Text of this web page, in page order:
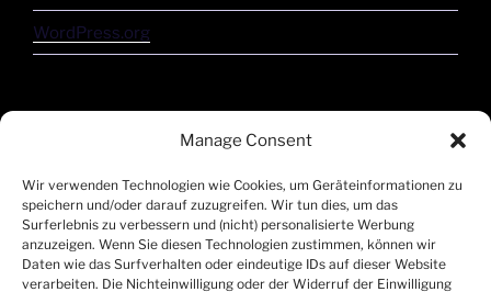
Manage Consent
Wir verwenden Technologien wie Cookies, um Geräteinformationen zu
speichern und/oder darauf zuzugreifen. Wir tun dies, um das
Surferlebnis zu verbessern und (nicht) personalisierte Werbung
anzuzeigen. Wenn Sie diesen Technologien zustimmen, können wir
Daten wie das Surfverhalten oder eindeutige IDs auf dieser Website
verarbeiten. Die Nichteinwilligung oder der Widerruf der Einwilligung
WordPress.org